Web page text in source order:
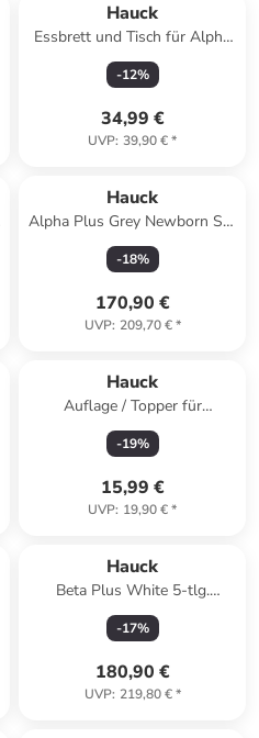
Hauck
Essbrett und Tisch für Alpha
Hochstuhl in schwarz
-12%
34,99 €
UVP: 39,90 €*
Hauck
Alpha Plus Grey Newborn Set
- 4-tlg. in grau
-18%
170,90 €
UVP: 209,70 €*
Hauck
Auflage / Topper für
Wickelauflagen wie in beige
-19%
15,99 €
UVP: 19,90 €*
Hauck
Beta Plus White 5-tlg.
Newborn Set in weiss,grau
-17%
180,90 €
UVP: 219,80 €*